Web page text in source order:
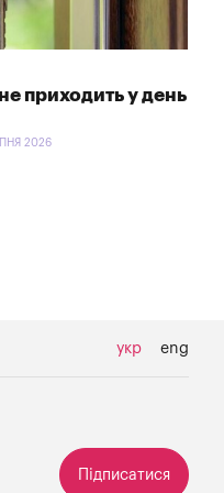
приходить у день
2026
укр eng
Підписатися